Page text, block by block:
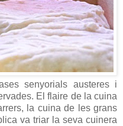
senyorials austeres i
El flaire de la cuina
la cuina de les grans
va triar la seva cuinera